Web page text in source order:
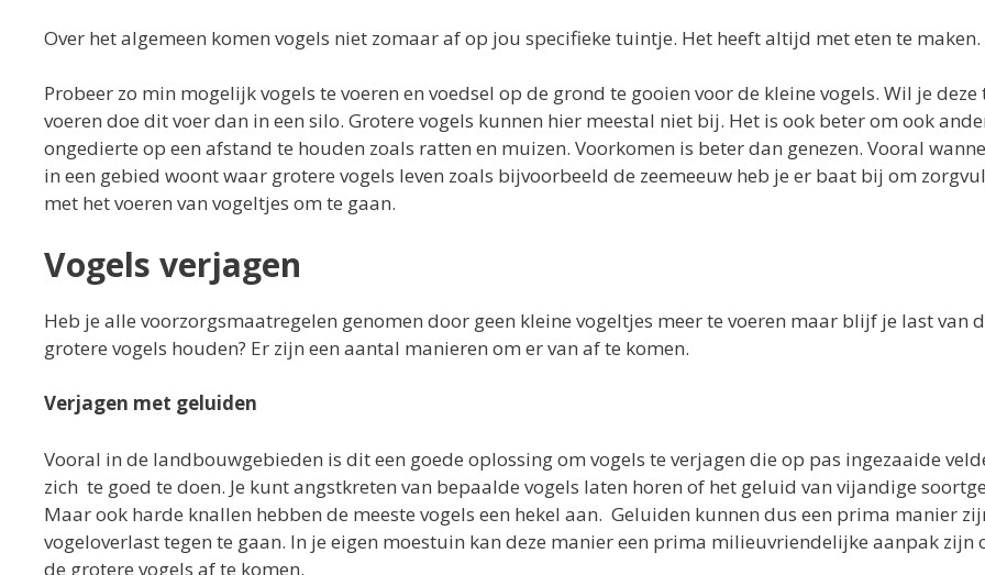
Over het algemeen komen vogels niet zomaar af op jou specifieke tuintje. Het heeft altijd met eten te maken.
Probeer zo min mogelijk vogels te voeren en voedsel op de grond te gooien voor de kleine vogels. Wil je deze
voeren doe dit voer dan in een silo. Grotere vogels kunnen hier meestal niet bij. Het is ook beter om ook
ongedierte op een afstand te houden zoals ratten en muizen. Voorkomen is beter dan genezen. Vooral
in een gebied woont waar grotere vogels leven zoals bijvoorbeeld de zeemeeuw heb je er baat bij om
met het voeren van vogeltjes om te gaan.
Vogels verjagen
Heb je alle voorzorgsmaatregelen genomen door geen kleine vogeltjes meer te voeren maar blijf je last van
grotere vogels houden? Er zijn een aantal manieren om er van af te komen.
Verjagen met geluiden
Vooral in de landbouwgebieden is dit een goede oplossing om vogels te verjagen die op pas ingezaaide
zich te goed te doen. Je kunt angstkreten van bepaalde vogels laten horen of het geluid van vijandige
Maar ook harde knallen hebben de meeste vogels een hekel aan. Geluiden kunnen dus een prima manier
vogeloverlast tegen te gaan. In je eigen moestuin kan deze manier een prima milieuvriendelijke aanpak zijn
de grotere vogels af te komen.